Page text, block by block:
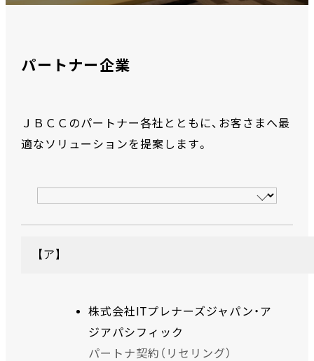
パートナー企業
ＪＢＣＣのパートナー各社とともに、お客さまへ最
適なソリューションを提案します。
【ア】
株式会社ITプレナーズジャパン・ア
ジアパシフィック
パートナ契約（リセリング）